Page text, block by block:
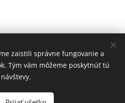
slovensko
zaistili správne fungovanie a
Tým vám môžeme poskytnúť tú